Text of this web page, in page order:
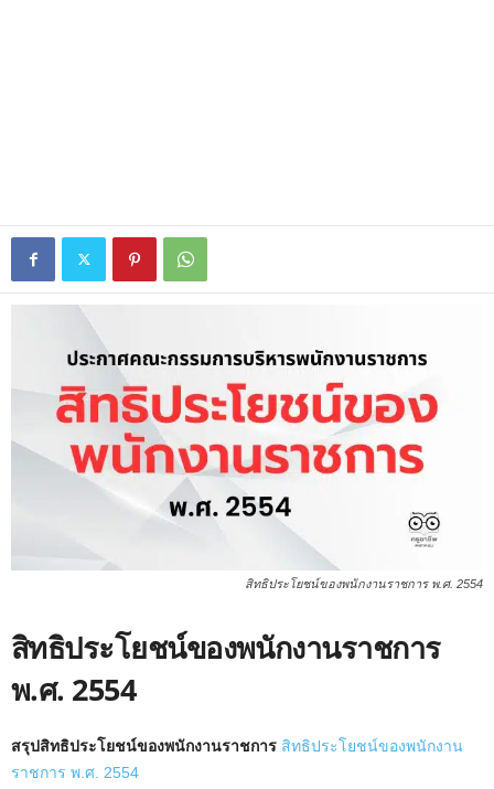
สิทธิประโยชน์ของพนักงานราชการ พ.ศ. 2554
สิทธิประโยชน์ของพนักงานราชการ
พ.ศ. 2554
สรุปสิทธิประโยชน์ของพนักงานราชการ สิทธิประโยชน์ของพนักงาน
ราชการ พ.ศ. 2554